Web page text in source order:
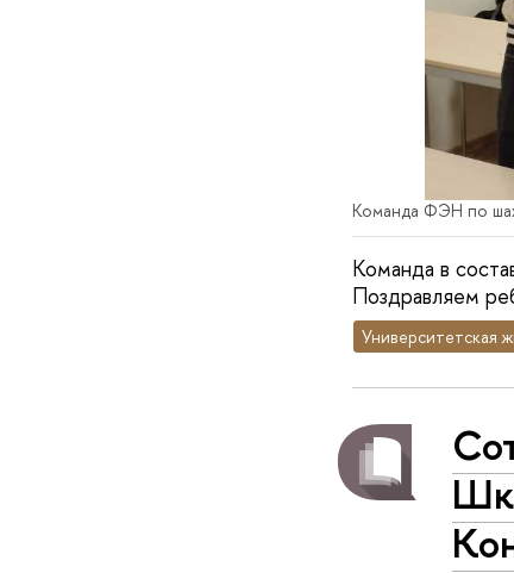
Команда ФЭН по
Команда в
Поздравляем
Университетская